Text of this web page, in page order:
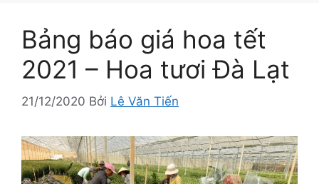
Bảng báo giá hoa tết
2021 – Hoa tươi Đà Lạt
21/12/2020 Bởi Lê Văn Tiến